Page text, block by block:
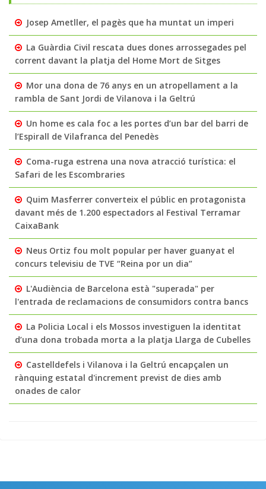
Josep Ametller, el pagès que ha muntat un imperi
La Guàrdia Civil rescata dues dones arrossegades pel
corrent davant la platja del Home Mort de Sitges
Mor una dona de 76 anys en un atropellament a la
rambla de Sant Jordi de Vilanova i la Geltrú
Un home es cala foc a les portes d’un bar del barri de
l’Espirall de Vilafranca del Penedès
Coma-ruga estrena una nova atracció turística: el
Safari de les Escombraries
Quim Masferrer converteix el públic en protagonista
davant més de 1.200 espectadors al Festival Terramar
CaixaBank
Neus Ortiz fou molt popular per haver guanyat el
concurs televisiu de TVE “Reina por un dia”
L'Audiència de Barcelona està "superada" per
l'entrada de reclamacions de consumidors contra bancs
La Policia Local i els Mossos investiguen la identitat
d’una dona trobada morta a la platja Llarga de Cubelles
Castelldefels i Vilanova i la Geltrú encapçalen un
rànquing estatal d'increment previst de dies amb
onades de calor